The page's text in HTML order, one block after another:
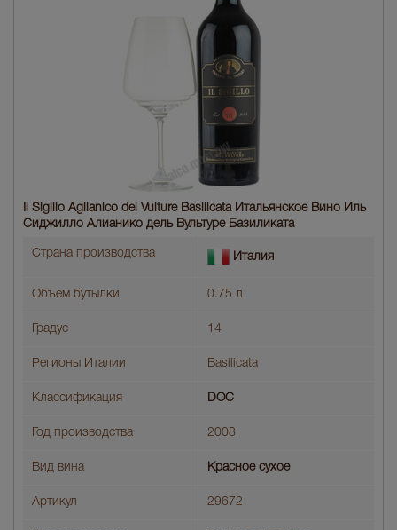
Il Sigillo Aglianico del Vulture Basilicata Итальянское Вино Иль
Сиджилло Алианико дель Вультуре Базиликата
Страна производства Италия
Объем бутылки 0.75 л
Градус 14
Регионы Италии Basilicata
Классификация DOC
Год производства 2008
Вид вина Красное сухое
Артикул 29672